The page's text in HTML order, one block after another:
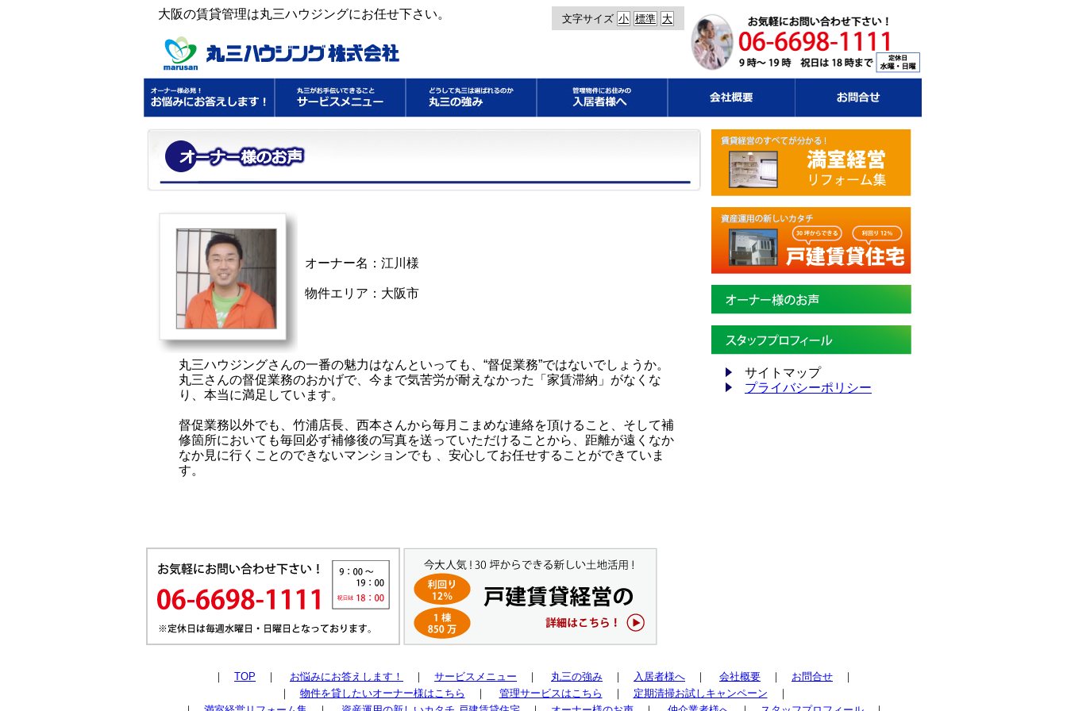
大阪の賃貸管理は丸三ハウジングにお任せ下さい。 文字サイズ 小 標準 大
オーナー名：江川様
物件エリア：大阪市
丸三ハウジングさんの一番の魅力はなんといっても、“督促業務”ではないでしょうか。
丸三さんの督促業務のおかげで、今まで気苦労が耐えなかった「家賃滞納」がなくな
り、本当に満足しています。
督促業務以外でも、竹浦店長、西本さんから毎月こまめな連絡を頂けること、そして補
修箇所においても毎回必ず補修後の写真を送っていただけることから、距離が遠くなか
なか見に行くことのできないマンションでも 、安心してお任せすることができていま
す。
サイトマップ
プライバシーポリシー
｜ TOP ｜ お悩みにお答えします！ ｜ サービスメニュー ｜ 丸三の強み ｜ 入居者様へ ｜ 会社概要 ｜ お問合せ ｜
｜ 物件を貸したいオーナー様はこちら ｜ 管理サービスはこちら ｜ 定期清掃お試しキャンペーン ｜